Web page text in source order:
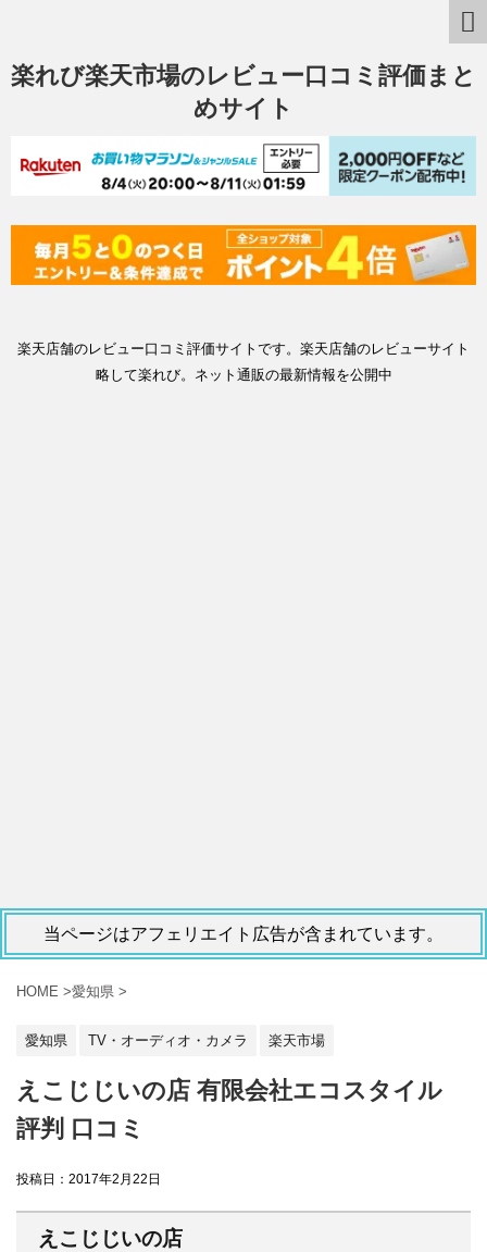
楽れび楽天市場のレビュー口コミ評価まと
めサイト
楽天店舗のレビュー口コミ評価サイトです。楽天店舗のレビューサイト
略して楽れび。ネット通販の最新情報を公開中
当ページはアフェリエイト広告が含まれています。
HOME >愛知県 >
愛知県 TV・オーディオ・カメラ 楽天市場
えこじじいの店 有限会社エコスタイル
評判 口コミ
投稿日： 2017年2月22日
えこじじいの店